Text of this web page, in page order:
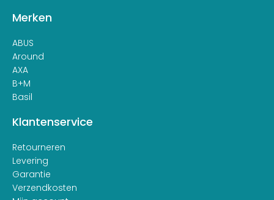
Merken
ABUS
Around
AXA
B+M
Basil
Klantenservice
Retourneren
Levering
Garantie
Verzendkosten